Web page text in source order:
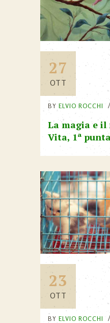
27
OTT
BY ELVIO ROCCHI
La magia e
Vita, 1ª
23
OTT
BY ELVIO ROCCHI